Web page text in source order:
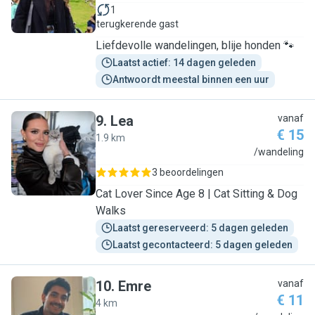
1
terugkerende gast
Liefdevolle wandelingen, blije honden 🐾
Laatst actief: 14 dagen geleden
Antwoordt meestal binnen een uur
L
9. Lea
1.9 km
vanaf
€ 15
/wandeling
3 beoordelingen
Cat Lover Since Age 8 | Cat Sitting & Dog
Walks
Laatst gereserveerd: 5 dagen geleden
Laatst gecontacteerd: 5 dagen geleden
10. Emre
4 km
vanaf
€ 11